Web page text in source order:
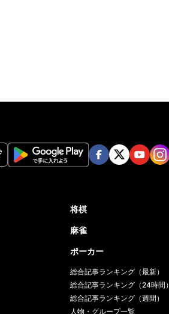
将棋
麻雀
ポーカー
総合記事ランキング（最新）
総合記事ランキング（24時間）
総合記事ランキング（週間）
人物・グループ一覧